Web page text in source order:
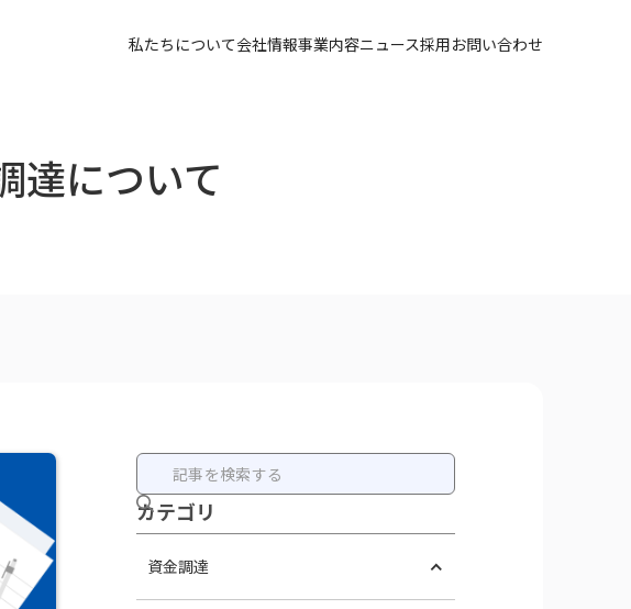
私たちについて会社情報事業内容ニュース採用お問い合わせ
達について
カテ ゴリ
資金調達